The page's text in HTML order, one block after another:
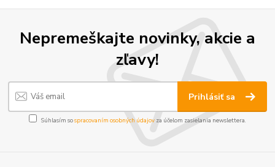
Nepremeškajte novinky, akcie a
zľavy!
Prihlásiť sa
Súhlasím sospracovaním osobných údajov za účelom zasielania newslettera.